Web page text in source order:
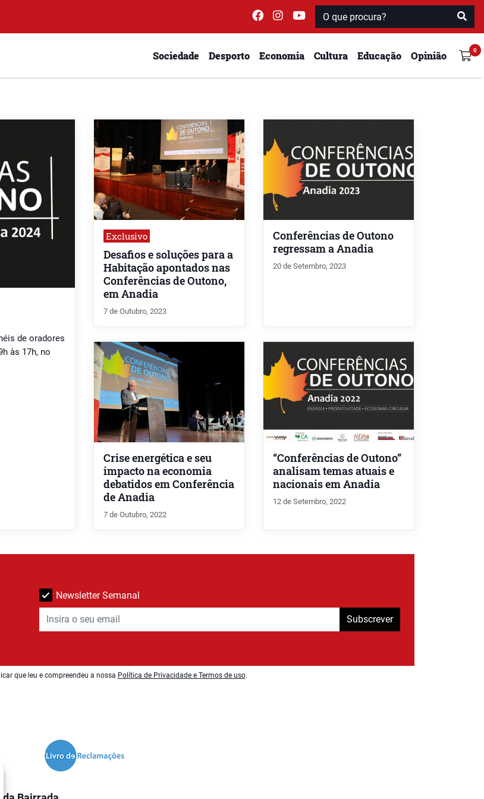
Sociedade Desporto Economia Cultura Educação Opinião
de oradores
às 17h, no
Exclusivo
Desafios e soluções para a
Habitação apontados nas
Conferências de Outono,
em Anadia
7 de Outubro, 2023
Conferências de Outono
regressam a Anadia
20 de Setembro, 2023
Crise energética e seu
impacto na economia
debatidos em Conferência
de Anadia
7 de Outubro, 2022
“Conferências de Outono”
analisam temas atuais e
nacionais em Anadia
12 de Setembro, 2022
Newsletter Semanal
Subscrever
que leu e compreendeu a nossa Política de Privacidade e Termos de uso.